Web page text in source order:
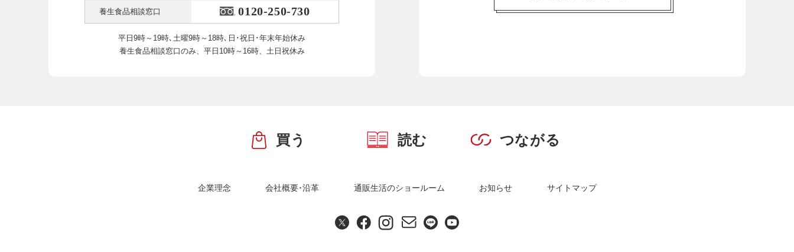
養生食品相談窓口 0120-250-730
平日9時～19時､土曜9時～18時､ 日･祝日･年末年始休み
養生食品相談窓口のみ、 平日10時～16時、土日祝休み
買う 読む つながる
企業理念 会社概要･沿革 通販生活のショールーム お知らせ サイトマップ